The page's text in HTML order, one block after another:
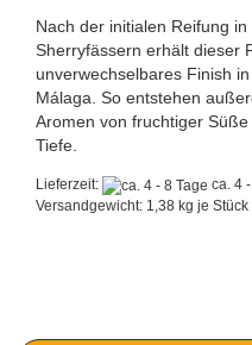
Nach der initialen Reifung
Sherryfässern erhält dieser
unverwechselbares Finish
Málaga. So entstehen
Aromen von fruchtiger
Tiefe.
Lieferzeit:
ca. 4
Versandgewicht: 1,38 kg je Stück